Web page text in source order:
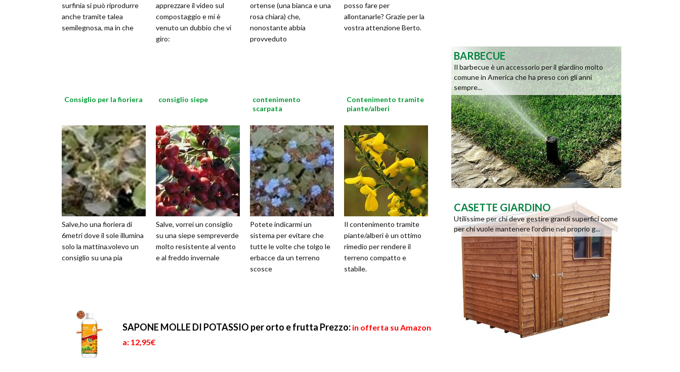
surfinia si può riprodurre
anche tramite talea
semilegnosa, ma in che
apprezzare il video sul
compostaggio e mi è
venuto un dubbio che vi
giro:
ortense (una bianca e una
rosa chiara) che,
nonostante abbia
provveduto
posso fare per
allontanarle? Grazie per la
vostra attenzione Berto.
Consiglio per la fioriera
Salve,ho una fioriera di
6metri dove il sole illumina
solo la mattina.volevo un
consiglio su una pia
consiglio siepe
Salve, vorrei un consiglio
su una siepe sempreverde
molto resistente al vento
e al freddo invernale
contenimento
scarpata
Potete indicarmi un
sistema per evitare che
tutte le volte che tolgo le
erbacce da un terreno
scosce
Contenimento tramite
piante/alberi
Il contenimento tramite
piante/alberi è un ottimo
rimedio per rendere il
terreno compatto e
stabile.
SAPONE MOLLE DI POTASSIO per orto e frutta Prezzo: in offerta su Amazon
a: 12,95€
BARBECUE
Il barbecue è un accessorio per il giardino molto
comune in America che ha preso con gli anni
sempre...
CASETTE GIARDINO
Utilissime per chi deve gestire grandi superfici come
per chi vuole mantenere l'ordine nel proprio g...